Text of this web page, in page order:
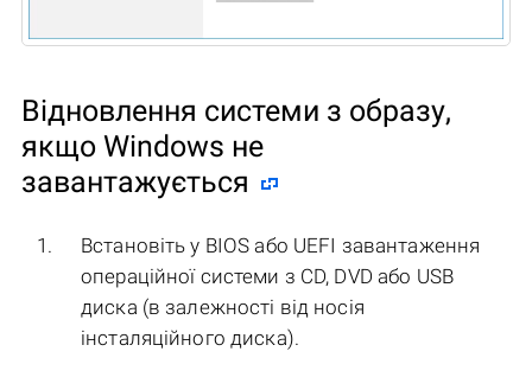
Відновлення системи з образу,
якщо Windows не
завантажується
Встановіть у BIOS або UEFI завантаження
операційної системи з CD, DVD або USB
диска (в залежності від носія
інсталяційного диска).